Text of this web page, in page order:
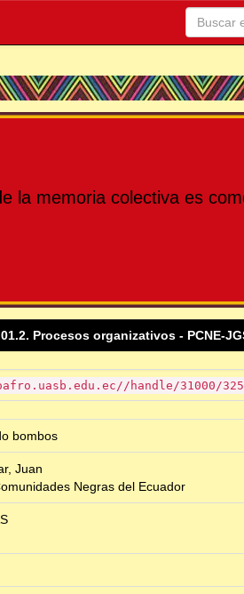
la memoria colectiva es
01.2. Procesos organizativos - PCNE-
handle/31000/
bombos
Juan
Negras del Ecuador